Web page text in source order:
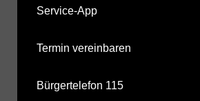
Service-App
Termin vereinbaren
Bürgertelefon 115